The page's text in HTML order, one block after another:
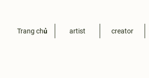
Trang chủ artist creator